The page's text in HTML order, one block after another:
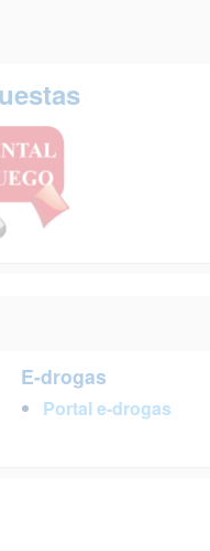
E-drogas
Portal e-drogas